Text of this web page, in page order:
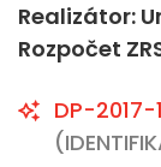
Realizátor:
Rozpočet
DP-